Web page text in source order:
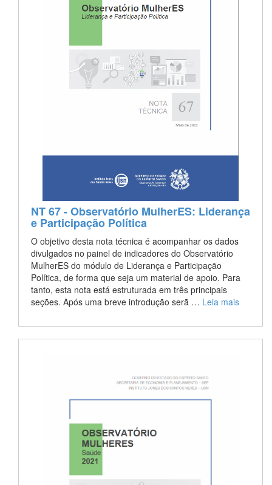
NT 67 - Observatório MulherES: Liderança
e Participação Política
O objetivo desta nota técnica é acompanhar os dados
divulgados no painel de indicadores do Observatório
MulherES do módulo de Liderança e Participação
Política, de forma que seja um material de apoio. Para
tanto, esta nota está estruturada em três principais
seções. Após uma breve introdução serã … Leia mais